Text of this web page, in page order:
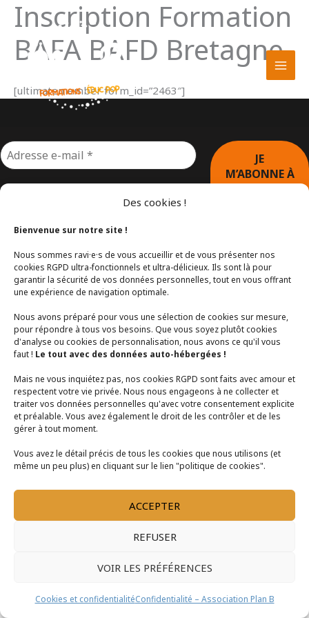
Des cookies !
Bienvenue sur notre site !
Nous sommes ravi·e·s de vous accueillir et de vous présenter nos
cookies RGPD ultra-fonctionnels et ultra-délicieux. Ils sont là pour
garantir la sécurité de vos données personnelles, tout en vous offrant
une expérience de navigation optimale.
Nous avons préparé pour vous une sélection de cookies sur mesure,
pour répondre à tous vos besoins. Que vous soyez plutôt cookies
d'analyse ou cookies de personnalisation, nous avons ce qu'il vous
faut ! Le tout avec des données auto-hébergées !
Mais ne vous inquiétez pas, nos cookies RGPD sont faits avec amour et
respectent votre vie privée. Nous nous engageons à ne collecter et
traiter vos données personnelles qu'avec votre consentement explicite
et préalable. Vous avez également le droit de les contrôler et de les
gérer à tout moment.
Vous avez le détail précis de tous les cookies que nous utilisons (et
même un peu plus) en cliquant sur le lien "politique de cookies".
ACCEPTER
REFUSER
VOIR LES PRÉFÉRENCES
Cookies et confidentialitéConfidentialité – Association Plan B
Aller
contenu
Inscription Formation
BAFA BAFD Bretagne
[ultimatemember form_id=”2463″]
Plan B bénéficie du soutien de la Région
Bretagne
Association Plan B |contact@asso-plan-b.fr
Copyright © 2026 Association Plan B
Conditions Générales de Vente|Mentions Légales
de Confidentialité